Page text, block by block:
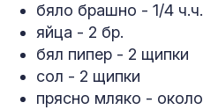
бяло брашно - 1/4 ч.ч.
яйца - 2 бр.
бял пипер - 2 щипки
сол - 2 щипки
прясно мляко -